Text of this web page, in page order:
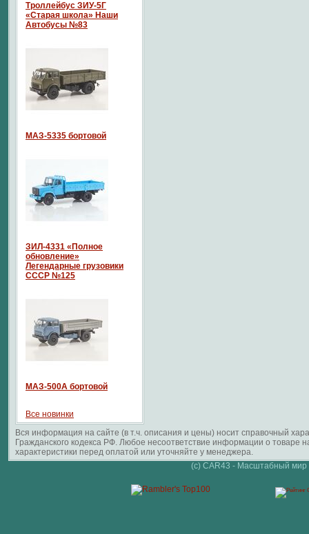
Троллейбус ЗИУ-5Г
«Старая школа» Наши
Автобусы №83
МАЗ-5335 бортовой
ЗИЛ-4331 «Полное
обновление»
Легендарные грузовики
СССР №125
МАЗ-500А бортовой
Все новинки
Вся информация на сайте (в т.ч. описания и цены) носит справочный
Гражданского кодекса РФ. Любое несоответствие информации о
характеристики перед оплатой или уточняйте у менеджера.
(c) CAR43 - Масштабный мир